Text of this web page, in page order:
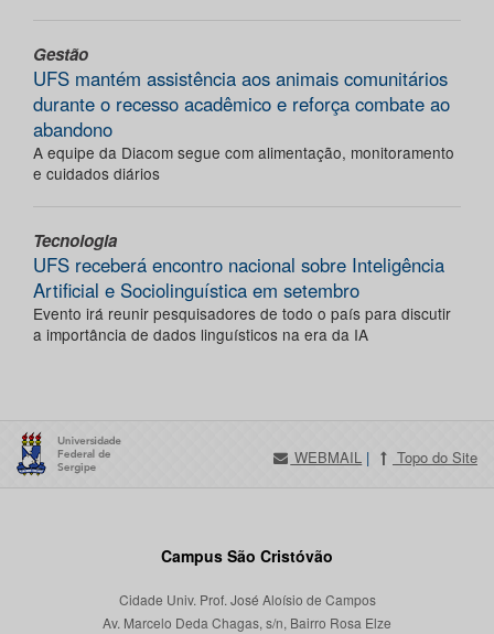
Gestão
UFS mantém assistência aos animais comunitários
durante o recesso acadêmico e reforça combate ao
abandono
A equipe da Diacom segue com alimentação, monitoramento
e cuidados diários
Tecnologia
UFS receberá encontro nacional sobre Inteligência
Artificial e Sociolinguística em setembro
Evento irá reunir pesquisadores de todo o país para discutir
a importância de dados linguísticos na era da IA
WEBMAIL | Topo do Site
Campus São Cristóvão
Cidade Univ. Prof. José Aloísio de Campos
Av. Marcelo Deda Chagas, s/n, Bairro Rosa Elze